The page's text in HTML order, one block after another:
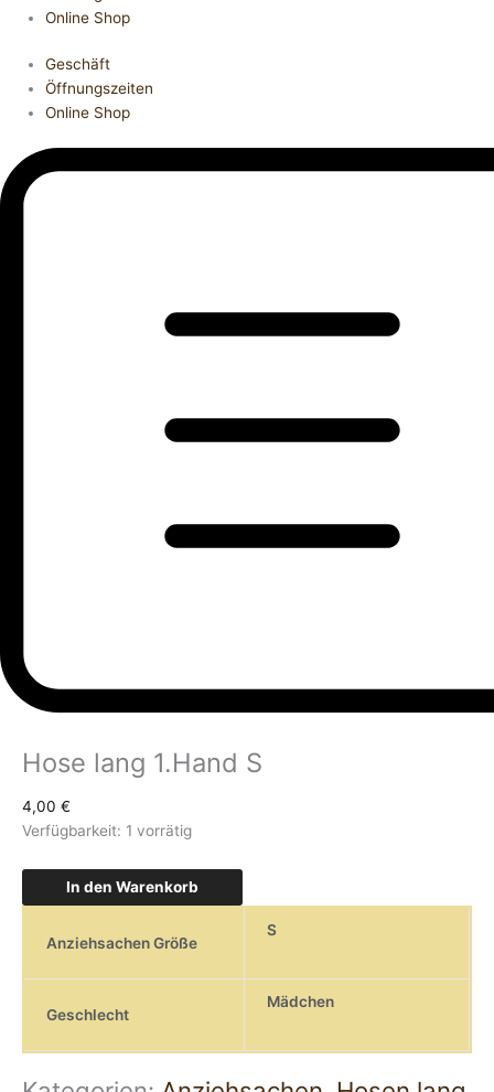
Online Shop
Geschäft
Öffnungszeiten
Online Shop
Hose lang 1.Hand S
4,00 €
Verfügbarkeit: 1 vorrätig
In den Warenkorb
Anziehsachen Größe
S
Geschlecht
Mädchen